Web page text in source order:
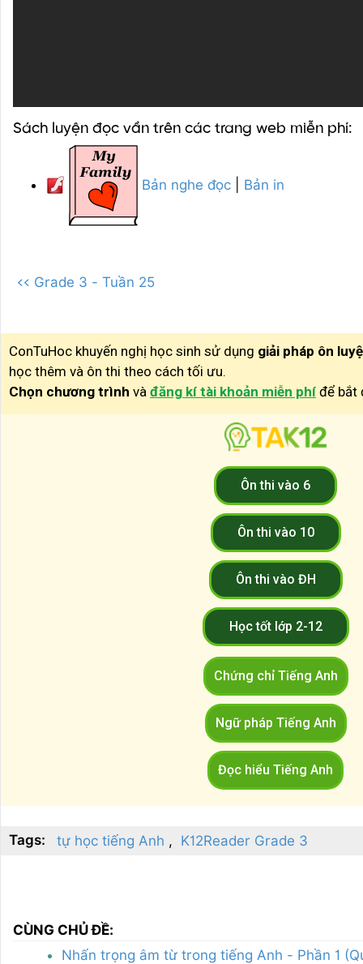
Sách luyện đọc vần trên các trang web miễn phí:
Bản nghe đọc Bản in
<< Grade 3 - Tuần 25
ConTuHoc khuyến nghị học sinh sử dụng giải pháp ôn
học thêm và ôn thi theo cách tối ưu.
Chọn chương trình và đăng kí tài khoản miễn phí để bắt
Ôn thi vào 6
Ôn thi vào 10
Ôn thi vào ĐH
Học tốt lớp 2-12
Chứng chỉ Tiếng Anh
Ngữ pháp Tiếng Anh
Đọc hiểu Tiếng Anh
Tags: tự học tiếng Anh K12Reader Grade 3
CÙNG CHỦ ĐỀ:
Nhấn trọng âm từ trong tiếng Anh - Phần 1